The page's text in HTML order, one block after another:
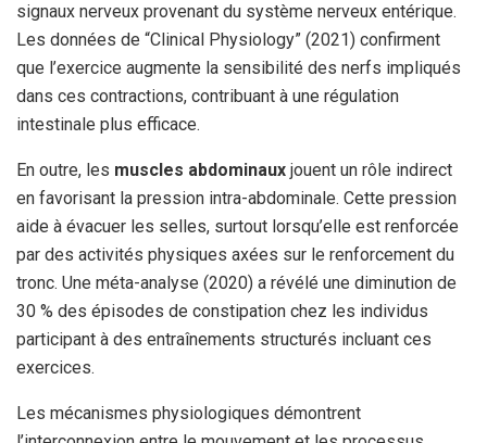
signaux nerveux provenant du système nerveux entérique.
Les données de “Clinical Physiology” (2021) confirment
que l’exercice augmente la sensibilité des nerfs impliqués
dans ces contractions, contribuant à une régulation
intestinale plus efficace.
En outre, les muscles abdominaux jouent un rôle indirect
en favorisant la pression intra-abdominale. Cette pression
aide à évacuer les selles, surtout lorsqu’elle est renforcée
par des activités physiques axées sur le renforcement du
tronc. Une méta-analyse (2020) a révélé une diminution de
30 % des épisodes de constipation chez les individus
participant à des entraînements structurés incluant ces
exercices.
Les mécanismes physiologiques démontrent